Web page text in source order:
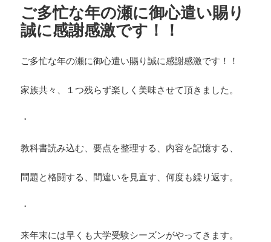
ー
ご多忙な年の瀬に御心遣い賜り
誠に感謝感激です！！
ご多忙な年の瀬に御心遣い賜り誠に感謝感激です！！
家族共々、１つ残らず楽しく美味させて頂きました。
・
教科書読み込む、要点を整理する、内容を記憶する、
問題と格闘する、間違いを見直す、何度も繰り返す。
・
来年末には早くも大学受験シーズンがやってきます。